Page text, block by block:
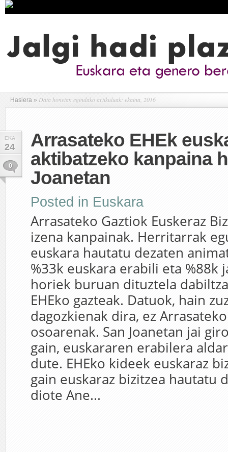
Hasiera » Data honetan egindako artikuluak: ekaina, 2016
EKA
24
0
Arrasateko EHEk
aktibatzeko kanpaina
Joanetan
Posted in Euskara
Arrasateko Gaztiok Euskeraz
izena kanpainak. Herritarrak
euskara hautatu dezaten
%33k euskara erabili eta %88k
horiek buruan dituztela
EHEko gazteak. Datuok, hain
dagozkienak dira, ez
osoarenak. San Joanetan jai
gain, euskararen erabilera
dute. EHEko kideek euskaraz
gain euskaraz bizitzea hautatu
diote Ane...